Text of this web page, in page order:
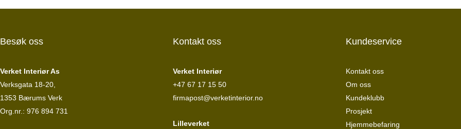
Besøk oss
Verket Interiør As
Verksgata 18-20,
1353 Bærums Verk
Org.nr.: 976 894 731
Kontakt oss
Verket Interiør
+47 67 17 15 50
firmapost@verketinterior.no
Lilleverket
Kundeservice
Kontakt oss
Om oss
Kundeklubb
Prosjekt
Hjemmebefaring